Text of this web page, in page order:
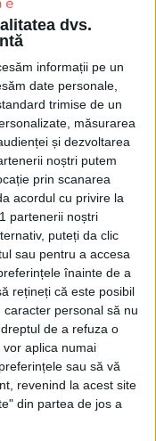
dvs.
informații pe un
date personale,
trimise de un
măsurarea
și dezvoltarea
noștri putem
prin scanarea
acordul cu privire la
partenerii noștri
puteți da clic
sau pentru a accesa
înainte de a
rețineți că este posibil
personal să nu
de a refuza o
aplica numai
sau să vă
revenind la acest site
din partea de jos a
Jiu
DE CITIRE
câștigat vineri, cu
Brâncuși
A! Echipa
mult timp la dispoziție
miercuri, 15
de la ora 18, cu CS